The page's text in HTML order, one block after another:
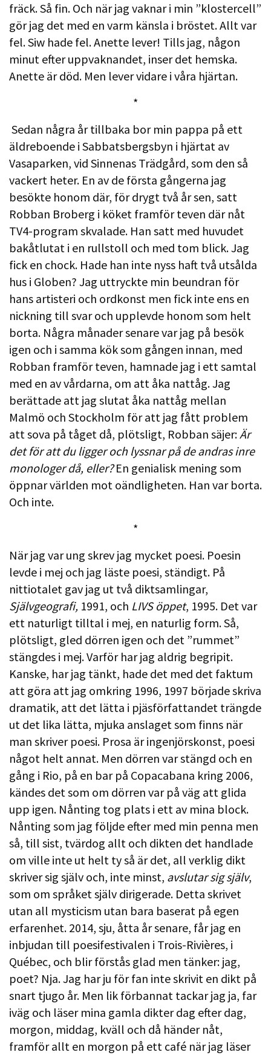
fräck. Så fin. Och när jag vaknar i min ”klostercell”
gör jag det med en varm känsla i bröstet. Allt var
fel. Siw hade fel. Anette lever! Tills jag, någon
minut efter uppvaknandet, inser det hemska.
Anette är död. Men lever vidare i våra hjärtan.
*
Sedan några år tillbaka bor min pappa på ett
äldreboende i Sabbatsbergsbyn i hjärtat av
Vasaparken, vid Sinnenas Trädgård, som den så
vackert heter. En av de första gångerna jag
besökte honom där, för drygt två år sen, satt
Robban Broberg i köket framför teven där nåt
TV4-program skvalade. Han satt med huvudet
bakåtlutat i en rullstoll och med tom blick. Jag
fick en chock. Hade han inte nyss haft två utsålda
hus i Globen? Jag uttryckte min beundran för
hans artisteri och ordkonst men fick inte ens en
nickning till svar och upplevde honom som helt
borta. Några månader senare var jag på besök
igen och i samma kök som gången innan, med
Robban framför teven, hamnade jag i ett samtal
med en av vårdarna, om att åka nattåg. Jag
berättade att jag slutat åka nattåg mellan
Malmö och Stockholm för att jag fått problem
att sova på tåget då, plötsligt, Robban säjer:Är
det för att du ligger och lyssnar på de andras inre
monologer då, eller?En genialisk mening som
öppnar världen mot oändligheten. Han var borta.
Och inte.
*
När jag var ung skrev jag mycket poesi. Poesin
levde i mej och jag läste poesi, ständigt. På
nittiotalet gav jag ut två diktsamlingar,
Självgeografi, 1991, och LIVS öppet, 1995. Det var
ett naturligt tilltal i mej, en naturlig form. Så,
plötsligt, gled dörren igen och det ”rummet”
stängdes i mej. Varför har jag aldrig begripit.
Kanske, har jag tänkt, hade det med det faktum
att göra att jag omkring 1996, 1997 började skriva
dramatik, att det lätta i pjäsförfattandet trängde
ut det lika lätta, mjuka anslaget som finns när
man skriver poesi. Prosa är ingenjörskonst, poesi
något helt annat. Men dörren var stängd och en
gång i Rio, på en bar på Copacabana kring 2006,
kändes det som om dörren var på väg att glida
upp igen. Nånting tog plats i ett av mina block.
Nånting som jag följde efter med min penna men
så, till sist, tvärdog allt och dikten det handlade
om ville inte ut helt ty så är det, all verklig dikt
skriver sig själv och, inte minst, avslutar sig själv,
som om språket själv dirigerade. Detta skrivet
utan all mysticism utan bara baserat på egen
erfarenhet. 2014, sju, åtta år senare, får jag en
inbjudan till poesifestivalen i Trois-Rivières, i
Québec, och blir förstås glad men tänker: jag,
poet? Nja. Jag har ju för fan inte skrivit en dikt på
snart tjugo år. Men lik förbannat tackar jag ja, far
iväg och läser mina gamla dikter dag efter dag,
morgon, middag, kväll och då händer nåt,
framför allt en morgon på ett café när jag läser